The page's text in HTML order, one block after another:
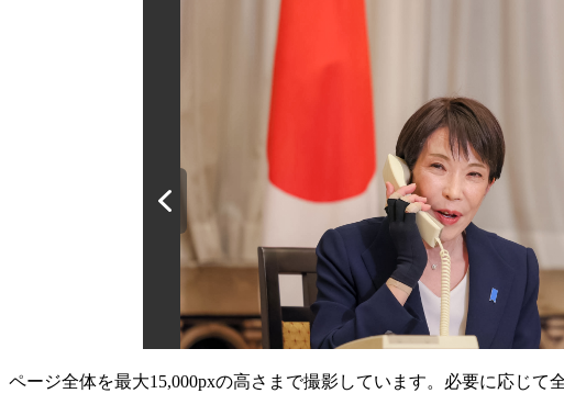
ページ全体を最大15,000pxの高さまで撮影しています。必要に応じて